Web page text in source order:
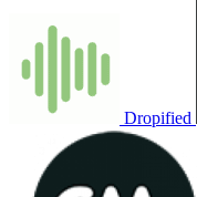
Dropified